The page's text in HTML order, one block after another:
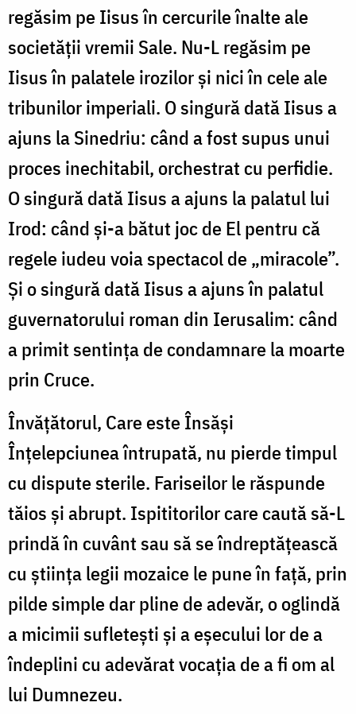
regăsim pe Iisus în cercurile înalte ale
societății vremii Sale. Nu-L regăsim pe
Iisus în palatele irozilor și nici în cele ale
tribunilor imperiali. O singură dată Iisus a
ajuns la Sinedriu: când a fost supus unui
proces inechitabil, orchestrat cu perfidie.
O singură dată Iisus a ajuns la palatul lui
Irod: când și-a bătut joc de El pentru că
regele iudeu voia spectacol de „miracole”.
Și o singură dată Iisus a ajuns în palatul
guvernatorului roman din Ierusalim: când
a primit sentința de condamnare la moarte
prin Cruce.
Învățătorul, Care este Însăși
Înțelepciunea întrupată, nu pierde timpul
cu dispute sterile. Fariseilor le răspunde
tăios și abrupt. Ispititorilor care caută să-L
prindă în cuvânt sau să se îndreptățească
cu știința legii mozaice le pune în față, prin
pilde simple dar pline de adevăr, o oglindă
a micimii sufletești și a eșecului lor de a
îndeplini cu adevărat vocația de a fi om al
lui Dumnezeu.